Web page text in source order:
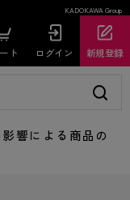
KADOKAWA Group
ト ログイン 新規登録
響による商品の